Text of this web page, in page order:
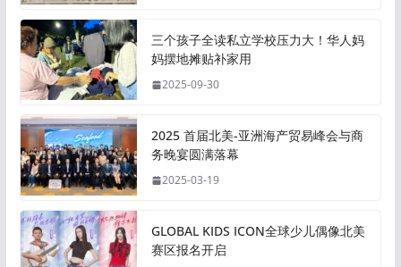
三个孩子全读私立学校压力大！华人妈
妈摆地摊贴补家用
2025-09-30
2025 首届北美-亚洲海产贸易峰会与商
务晚宴圆满落幕
2025-03-19
GLOBAL KIDS ICON全球少儿偶像北美
赛区报名开启